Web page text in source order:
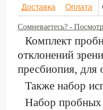
Доставка Оплата
Сомневаетесь? -
Комплект
отклонений
пресбиопия, для
Также набор
Набор пробных